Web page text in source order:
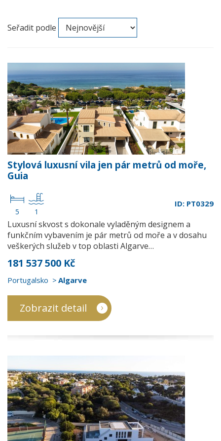
Seřadit podle
Stylová luxusní vila jen pár metrů od moře,
Guia
5 1
ID: PT0329
Luxusní skvost s dokonale vyladěným designem a
funkčním vybavením je pár metrů od moře a v dosahu
veškerých služeb v top oblasti Algarve…
181 537 500 Kč
Portugalsko Algarve
Zobrazit detail